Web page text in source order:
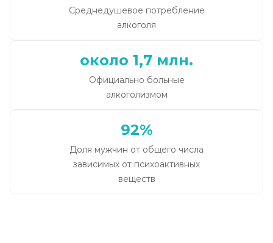
Среднедушевое потребление
алкоголя
около 1,7 млн.
Официально больные
алкоголизмом
92%
Доля мужчин от общего числа
зависимых от психоактивных
веществ